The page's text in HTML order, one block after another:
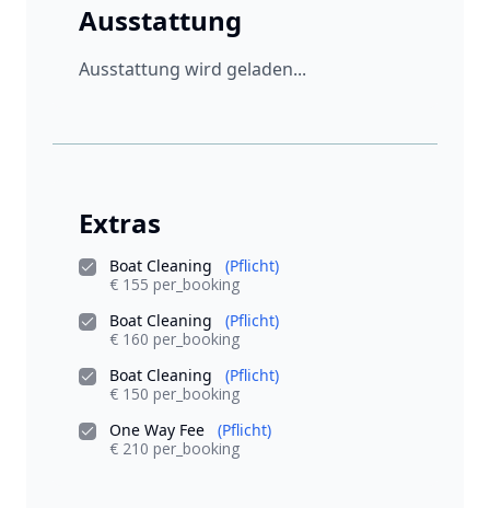
Ausstattung
Ausstattung wird geladen...
Extras
Boat Cleaning
(Pflicht)
€ 155 per_booking
Boat Cleaning
(Pflicht)
€ 160 per_booking
Boat Cleaning
(Pflicht)
€ 150 per_booking
One Way Fee
(Pflicht)
€ 210 per_booking